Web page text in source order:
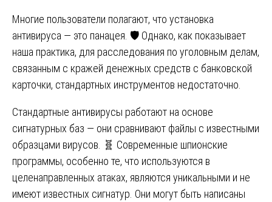
Многие пользователи полагают, что установка
антивируса — это панацея. 🛡️ Однако, как показывает
наша практика, для расследования по уголовным делам,
связанным с кражей денежных средств с банковской
карточки, стандартных инструментов недостаточно.
Стандартные антивирусы работают на основе
сигнатурных баз — они сравнивают файлы с известными
образцами вирусов. 🧬 Современные шпионские
программы, особенно те, что используются в
целенаправленных атаках, являются уникальными и не
имеют известных сигнатур. Они могут быть написаны